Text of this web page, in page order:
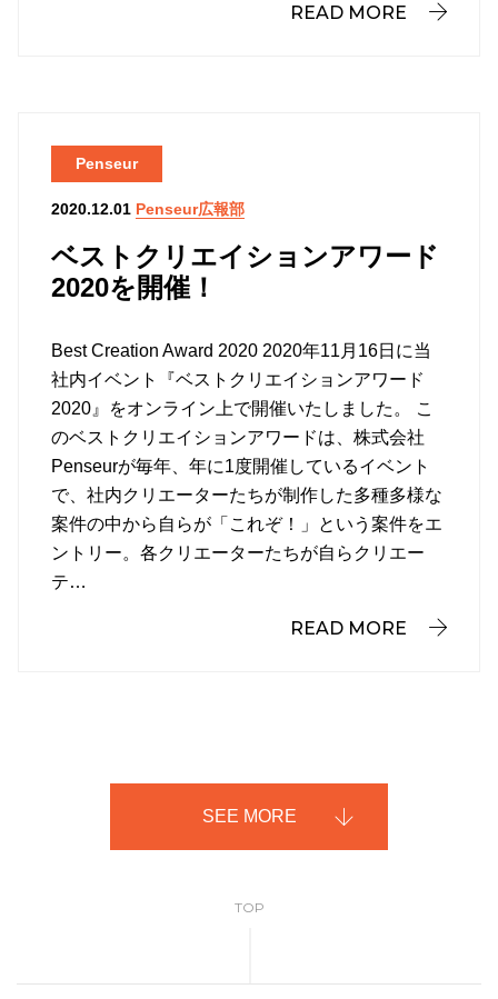
READ MORE
ベストクリエイションアワード
2020を開催！
Penseur
2020.12.01 Penseur広報部
Best Creation Award 2020 2020年11月16日に当
社内イベント『ベストクリエイションアワード
2020』をオンライン上で開催いたしました。 こ
のベストクリエイションアワードは、株式会社
Penseurが毎年、年に1度開催しているイベント
で、社内クリエーターたちが制作した多種多様な
案件の中から自らが「これぞ！」という案件をエ
ントリー。各クリエーターたちが自らクリエー
テ…
READ MORE
SEE MORE
TOP